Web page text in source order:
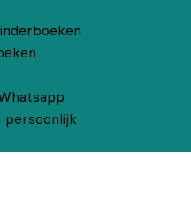
persoonlijk